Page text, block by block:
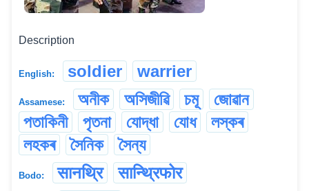
Description
English: soldier warrier
Assamese: অনীক অসিজীৱি চমূ
জোৱান
পতাকিনী
পৃতনা যোদ্ধা যোধ
লস্কৰ
লহকৰ
সৈনিক সৈন্য
Bodo: सानथ्रि सान्थ्रिफोर